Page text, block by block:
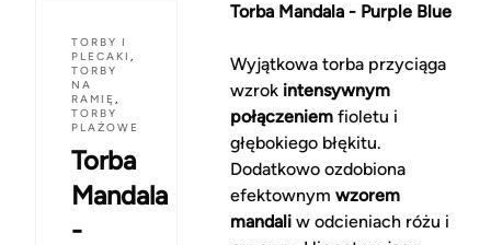
TORBY I
PLECAKI ,
TORBY
NA
RAMIĘ ,
TORBY
PLAŻOWE
Torba
Mandala
-
Torba Mandala - Purple Blue
Wyjątkowa torba przyciąga
wzrok intensywnym
połączeniemfioletu i
głębokiego błękitu.
Dodatkowo ozdobiona
efektownym wzorem
mandaliw odcieniach różu i